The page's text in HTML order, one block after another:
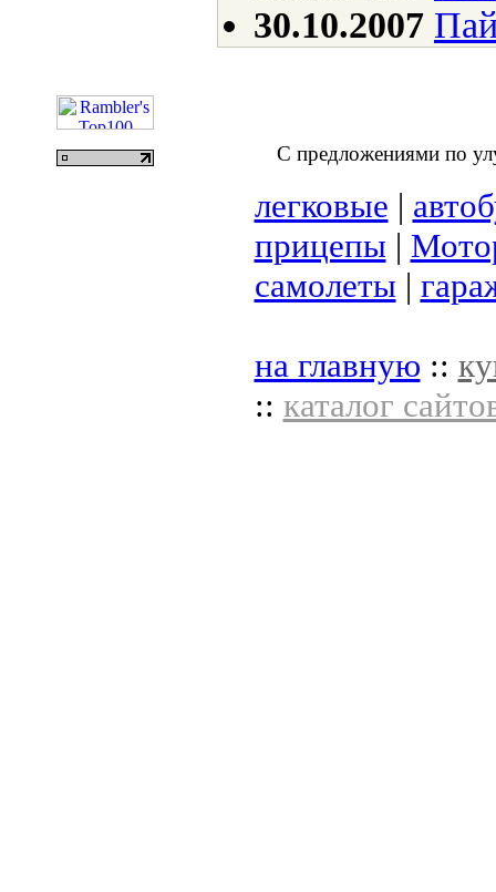
30.10.2007
С предложениями по
легковые |
прицепы |
самолеты |
на главную ::
:: каталог